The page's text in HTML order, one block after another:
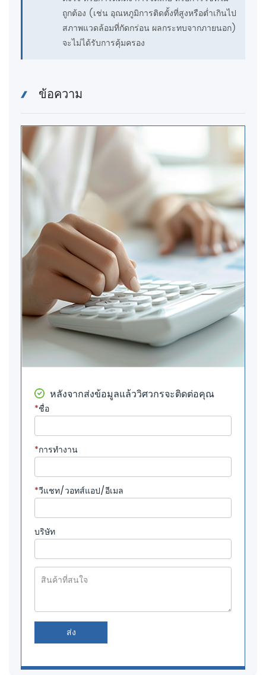
ถูกต้อง (เช่น อุณหภูมิการติดตั้งที่สูงหรือต่ำเกินไป
สภาพแวดล้อมที่กัดกร่อน ผลกระทบจากภายนอก)
จะไม่ได้รับการคุ้มครอง
ข้อความ
หลังจากส่งข้อมูลแล้ววิศวกรจะติดต่อคุณ
*ชื่อ
*การทำงาน
*วีแชท/วอทส์แอป/อีเมล
บริษัท
ส่ง